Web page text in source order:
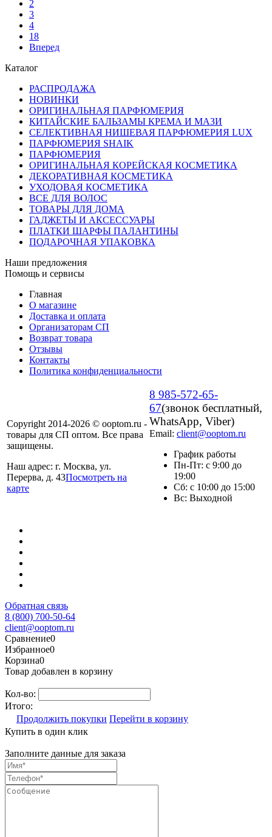
2
3
4
18
Вперед
Каталог
РАСПРОДАЖА
НОВИНКИ
ОРИГИНАЛЬНАЯ ПАРФЮМЕРИЯ
КИТАЙСКИЕ БАЛЬЗАМЫ КРЕМА И МАЗИ
СЕЛЕКТИВНАЯ НИШЕВАЯ ПАРФЮМЕРИЯ LUX
ПАРФЮМЕРИЯ SHAIK
ПАРФЮМЕРИЯ
ОРИГИНАЛЬНАЯ КОРЕЙСКАЯ КОСМЕТИКА
ДЕКОРАТИВНАЯ КОСМЕТИКА
УХОДОВАЯ КОСМЕТИКА
ВСЕ ДЛЯ ВОЛОС
ТОВАРЫ ДЛЯ ДОМА
ГАДЖЕТЫ И АКСЕССУАРЫ
ПЛАТКИ ШАРФЫ ПАЛАНТИНЫ
ПОДАРОЧНАЯ УПАКОВКА
Наши предложения
Помощь и сервисы
Главная
О магазине
Доставка и оплата
Организаторам СП
Возврат товара
Отзывы
Контакты
Политика конфиденциальности
Copyright 2014-2026 © ooptom.ru -
товары для СП оптом. Все права
защищены.
Наш адрес: г. Москва, ул.
Перерва, д. 43Посмотреть на
карте
8 985-572-65-
67(звонок бесплатный,
WhatsApp, Viber)
Email: client@ooptom.ru
График работы
Пн-Пт: с 9:00 до
19:00
Сб: с 10:00 до 15:00
Вс: Выходной
Обратная связь
8 (800) 700-50-64
client@ooptom.ru
Сравнение0
Избранное0
Корзина0
Товар добавлен в корзину
Кол-во:
Итого:
Продолжить покупки Перейти в корзину
Купить в один клик
Заполните данные для заказа